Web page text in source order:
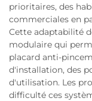
prioritaires, des
commerciales en
Cette adaptabilité
modulaire qui
placard anti-
d'installation, des
d'utilisation. Les
difficulté ces